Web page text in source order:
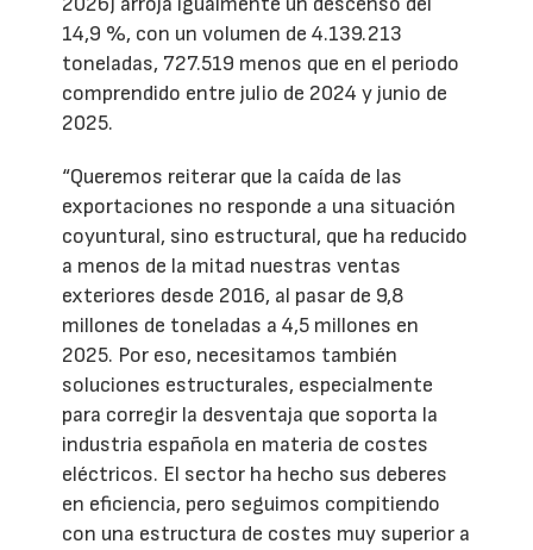
14,9 %, con un volumen de 4.139.213
toneladas, 727.519 menos que en el periodo
comprendido entre julio de 2024 y junio de
2025.
“Queremos reiterar que la caída de las
exportaciones no responde a una situación
coyuntural, sino estructural, que ha reducido
a menos de la mitad nuestras ventas
exteriores desde 2016, al pasar de 9,8
millones de toneladas a 4,5 millones en
2025. Por eso, necesitamos también
soluciones estructurales, especialmente
para corregir la desventaja que soporta la
industria española en materia de costes
eléctricos. El sector ha hecho sus deberes
en eficiencia, pero seguimos compitiendo
con una estructura de costes muy superior a